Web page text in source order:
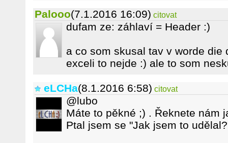
Palooo(7.1.2016 16:09) citovat
dufam ze: záhlaví = Header :)
a co som skusal tav v worde die
exceli to nejde :) ale to som
eLCHa(8.1.2016 6:58) citovat
@lubo
Máte to pěkné ;) . Řeknete nám
Ptal jsem se "Jak jsem to